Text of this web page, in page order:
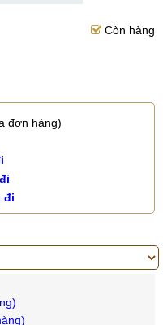
Còn hàng
đơn hàng)
đi